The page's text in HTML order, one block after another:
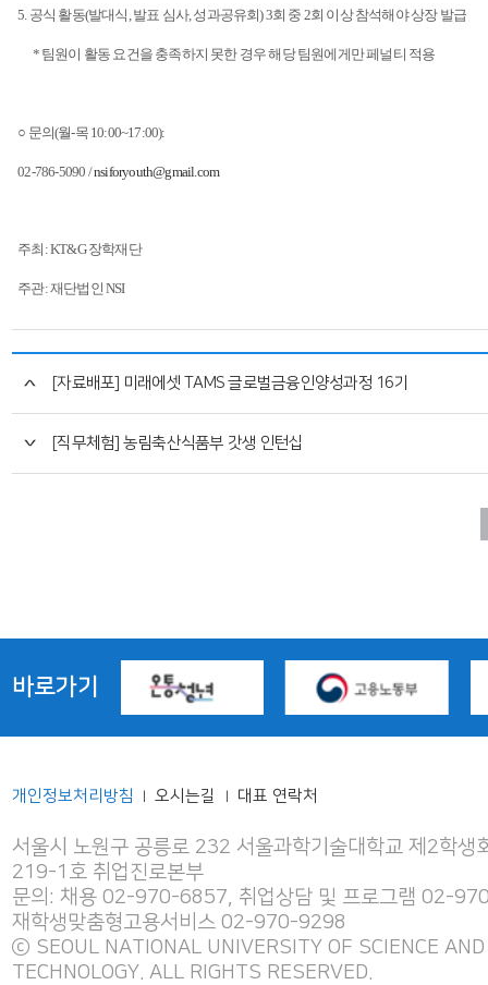
5. 공식 활동(발대식 ,발표 심사,성과공유회) 3회 중 2회 이상 참석해야 상장 발급
* 팀원이 활동 요건을 충족하지 못한 경우 해당 팀원에게만 페널티 적용
○ 문의(월-목10:00~17:00):
02-786-5090 /nsiforyouth@gmail.com
주최 : KT&G장학재단
주관:재단법인 NSI
[자료배포] 미래에셋 TAMS 글로벌금융인양성과정 16기
[직무체험] 농림축산식품부 갓생 인턴십
바로가기
개인정보처리방침 | 오시는길 | 대표 연락처
서울시 노원구 공릉로 232 서울과학기술대학교 제2학생
219-1호 취업진로본부
문의: 채용 02-970-6857, 취업상담 및 프로그램 02-
재학생맞춤형고용서비스 02-970-9298
ⓒ SEOUL NATIONAL UNIVERSITY OF SCIENCE AND
TECHNOLOGY. ALL RIGHTS RESERVED.